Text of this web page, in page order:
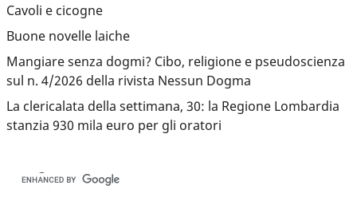
Cavoli e cicogne
Buone novelle laiche
Mangiare senza dogmi? Cibo, religione e pseudoscienza
sul n. 4/2026 della rivista Nessun Dogma
La clericalata della settimana, 30: la Regione Lombardia
stanzia 930 mila euro per gli oratori